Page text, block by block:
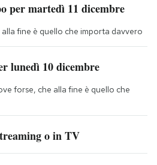
per martedì 11 dicembre
fine è quello che importa davvero
lunedì 10 dicembre
forse, che alla fine è quello che
o in TV